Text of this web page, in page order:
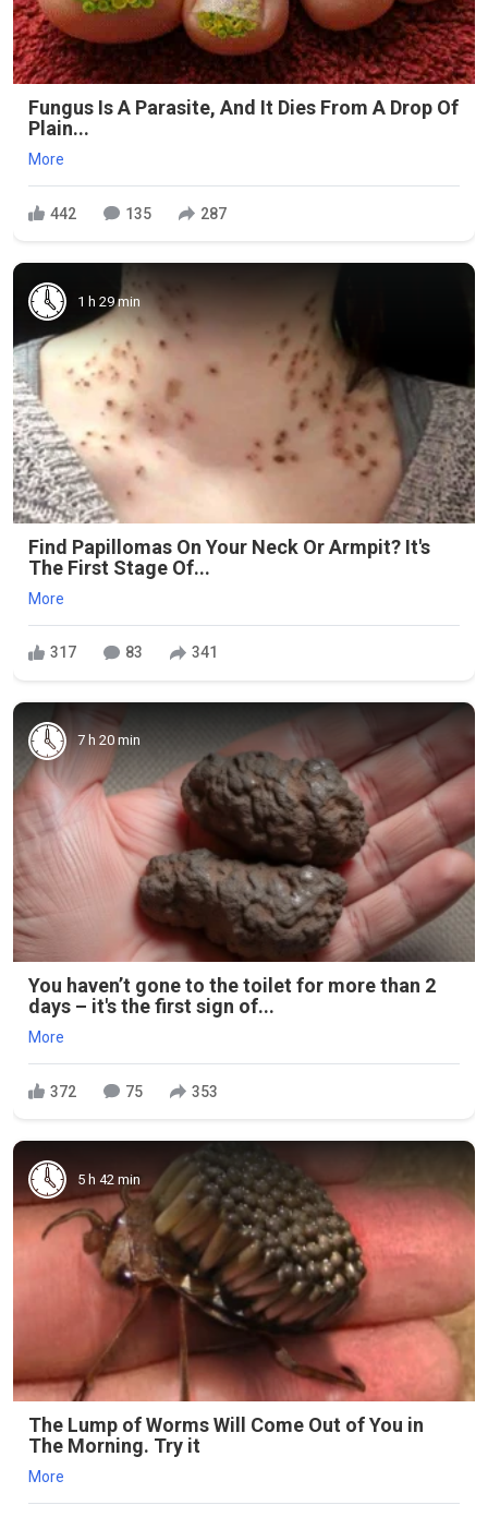
Fungus Is A Parasite, And It Dies From A Drop Of
Plain...
More
442 135 287
1 h 29 min
Find Papillomas On Your Neck Or Armpit? It's
The First Stage Of...
More
317 83 341
7 h 20 min
You haven’t gone to the toilet for more than 2
days – it's the first sign of...
More
372 75 353
5 h 42 min
The Lump of Worms Will Come Out of You in
The Morning. Try it
More